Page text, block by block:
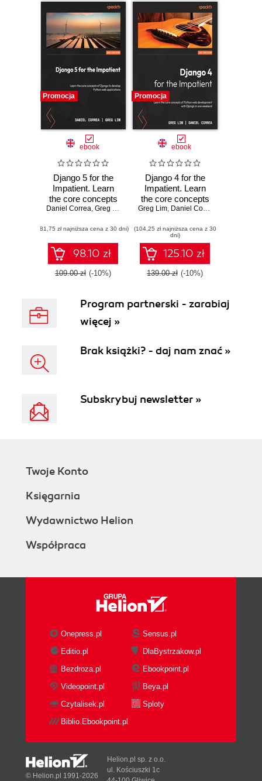
Promocja
ebook
Django 5 for the
Impatient. Learn
the core concepts
of Django to
web applications -
Second Edition
Daniel Correa, Greg Lim
(81,75 zł najniższa cena z 30 dni)
98.10 zł
109.00 zł (-10%)
Promocja
ebook
Django 4 for the
Impatient. Learn
the core concepts
of Python web
Django in one
weekend
Greg Lim, Daniel Correa
(104,25 zł najniższa cena z 30
dni)
125.10 zł
139.00 zł (-10%)
Program partnerski - zarabiaj
więcej »
Brak książki? - daj nam znać »
Subskrybuj newsletter »
Twoje Konto
Księgarnia
Wydawnictwo Helion
Współpraca
Onepress.pl
Sensus.pl
Editio.pl
DlaBystrzakow.pl
Bezdroza.pl
Ebookpoint.pl
Videopoint.pl
Beya.pl
Czytalisek.pl
Sploty
Biblio.Ebookpoint.pl
© Helion.pl 1991-2026
Helion.pl sp. z o.o.
ul. Kościuszki 1c